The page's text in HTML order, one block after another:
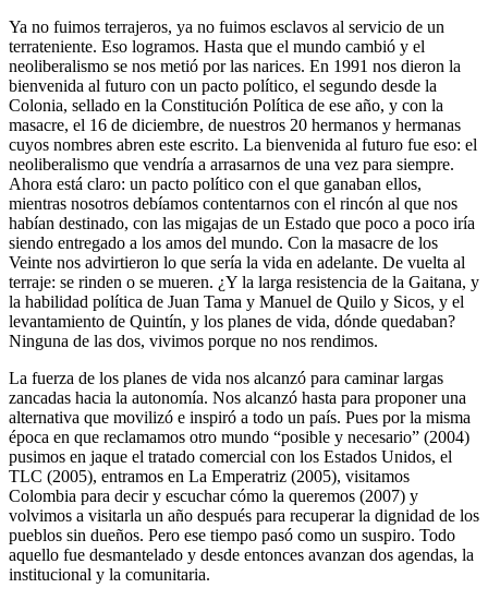
Ya no fuimos terrajeros, ya no fuimos esclavos al servicio de un
terrateniente. Eso logramos. Hasta que el mundo cambió y el
neoliberalismo se nos metió por las narices. En 1991 nos dieron la
bienvenida al futuro con un pacto político, el segundo desde la
Colonia, sellado en la Constitución Política de ese año, y con la
masacre, el 16 de diciembre, de nuestros 20 hermanos y hermanas
cuyos nombres abren este escrito. La bienvenida al futuro fue eso: el
neoliberalismo que vendría a arrasarnos de una vez para siempre.
Ahora está claro: un pacto político con el que ganaban ellos,
mientras nosotros debíamos contentarnos con el rincón al que nos
habían destinado, con las migajas de un Estado que poco a poco iría
siendo entregado a los amos del mundo. Con la masacre de los
Veinte nos advirtieron lo que sería la vida en adelante. De vuelta al
terraje: se rinden o se mueren. ¿Y la larga resistencia de la Gaitana, y
la habilidad política de Juan Tama y Manuel de Quilo y Sicos, y el
levantamiento de Quintín, y los planes de vida, dónde quedaban?
Ninguna de las dos, vivimos porque no nos rendimos.
La fuerza de los planes de vida nos alcanzó para caminar largas
zancadas hacia la autonomía. Nos alcanzó hasta para proponer una
alternativa que movilizó e inspiró a todo un país. Pues por la misma
época en que reclamamos otro mundo “posible y necesario” (2004)
pusimos en jaque el tratado comercial con los Estados Unidos, el
TLC (2005), entramos en La Emperatriz (2005), visitamos
Colombia para decir y escuchar cómo la queremos (2007) y
volvimos a visitarla un año después para recuperar la dignidad de los
pueblos sin dueños. Pero ese tiempo pasó como un suspiro. Todo
aquello fue desmantelado y desde entonces avanzan dos agendas, la
institucional y la comunitaria.